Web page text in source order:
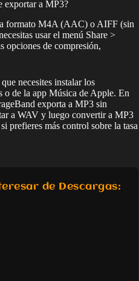
exportar a MP3?
formato M4A (AAC) o AIFF (sin
usar el menú Share >
opciones de compresión,
necesites instalar los
o de la app Música de Apple. En
exporta a MP3 sin
a WAV y luego convertir a MP3
prefieres más control sobre la tasa
de Descargas: